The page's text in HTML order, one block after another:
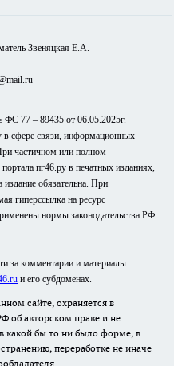
Звеняцкая Е.А.
77 – 89435 от 06.05.2025г.
в сфере связи, информационных
частичном или полном
пг46.ру в печатных изданиях,
обязательна. При
гиперссылка на ресурс
нормы законодательства РФ
за комментарии и материалы
и его субдоменах.
сайте, охраняется в
об авторском праве и не
какой бы то ни было форме, в
переработке не иначе